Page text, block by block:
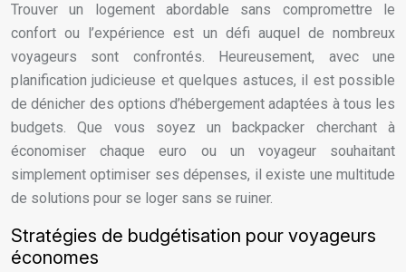
Trouver un logement abordable sans compromettre le
confort ou l’expérience est un défi auquel de nombreux
voyageurs sont confrontés. Heureusement, avec une
planification judicieuse et quelques astuces, il est possible
de dénicher des options d’hébergement adaptées à tous les
budgets. Que vous soyez un backpacker cherchant à
économiser chaque euro ou un voyageur souhaitant
simplement optimiser ses dépenses, il existe une multitude
de solutions pour se loger sans se ruiner.
Stratégies de budgétisation pour voyageurs
économes